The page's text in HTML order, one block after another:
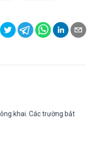
khai. Các trường bắt